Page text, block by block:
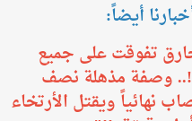
أيضاً:
تفوقت على جميع
وصفة مذهلة نصف
نهائياً ويقتل الأرتخاء